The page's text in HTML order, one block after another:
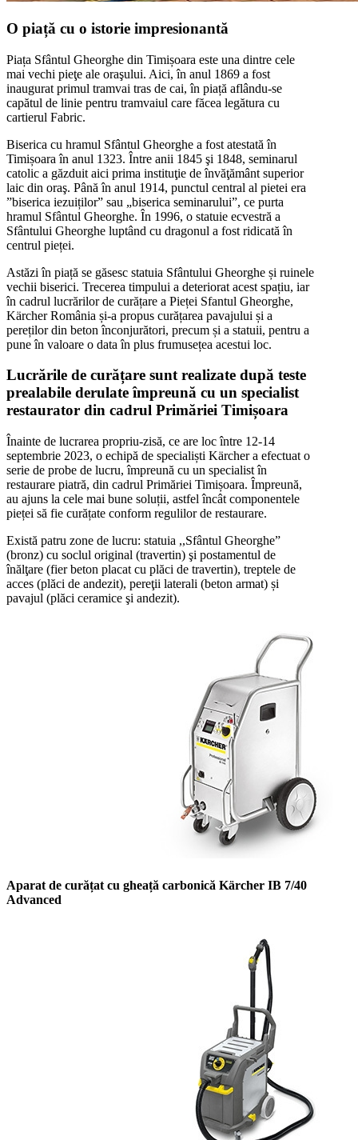
O piață cu o istorie impresionantă
Piața Sfântul Gheorghe din Timișoara este una dintre cele
mai vechi pieţe ale oraşului. Aici, în anul 1869 a fost
inaugurat primul tramvai tras de cai, în piață aflându-se
capătul de linie pentru tramvaiul care făcea legătura cu
cartierul Fabric.
Biserica cu hramul Sfântul Gheorghe a fost atestată în
Timișoara în anul 1323. Între anii 1845 şi 1848, seminarul
catolic a găzduit aici prima instituţie de învăţământ superior
laic din oraş. Până în anul 1914, punctul central al pietei era
”biserica iezuiților” sau „biserica seminarului”, ce purta
hramul Sfântul Gheorghe. În 1996, o statuie ecvestră a
Sfântului Gheorghe luptând cu dragonul a fost ridicată în
centrul pieței.
Astăzi în piață se găsesc statuia Sfântului Gheorghe și ruinele
vechii biserici. Trecerea timpului a deteriorat acest spațiu, iar
în cadrul lucrărilor de curățare a Pieței Sfantul Gheorghe,
Kärcher România și-a propus curățarea pavajului și a
pereților din beton înconjurători, precum și a statuii, pentru a
pune în valoare o data în plus frumusețea acestui loc.
Lucrările de curățare sunt realizate după teste
prealabile derulate împreună cu un specialist
restaurator din cadrul Primăriei Timișoara
Înainte de lucrarea propriu-zisă, ce are loc între 12-14
septembrie 2023, o echipă de specialiști Kärcher a efectuat o
serie de probe de lucru, împreună cu un specialist în
restaurare piatră, din cadrul Primăriei Timișoara. Împreună,
au ajuns la cele mai bune soluții, astfel încât componentele
pieței să fie curățate conform regulilor de restaurare.
Există patru zone de lucru: statuia ,,Sfântul Gheorghe”
(bronz) cu soclul original (travertin) şi postamentul de
înălţare (fier beton placat cu plăci de travertin), treptele de
acces (plăci de andezit), pereţii laterali (beton armat) și
pavajul (plăci ceramice şi andezit).
Aparat de curățat cu gheață carbonică Kärcher IB 7/40
Advanced